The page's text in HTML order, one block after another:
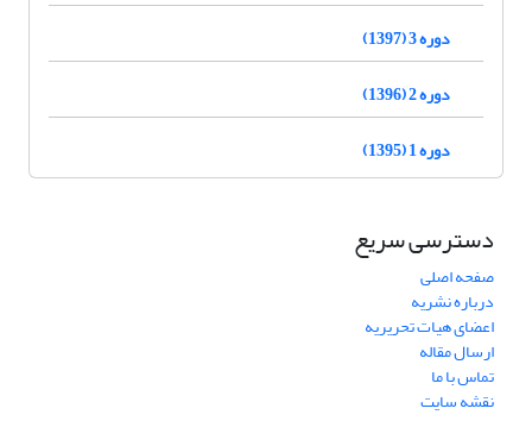
دوره 3 (1397)
دوره 2 (1396)
دوره 1 (1395)
دسترسی سریع
صفحه اصلی
درباره نشریه
اعضای هیات تحریریه
ارسال مقاله
تماس با ما
نقشه سایت